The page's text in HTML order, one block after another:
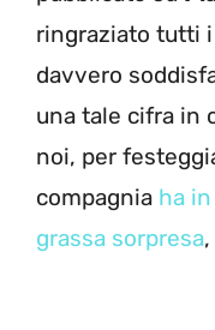
ringraziato tutti
davvero
una tale cifra in
noi, per
compagnia ha
grassa sorpresa